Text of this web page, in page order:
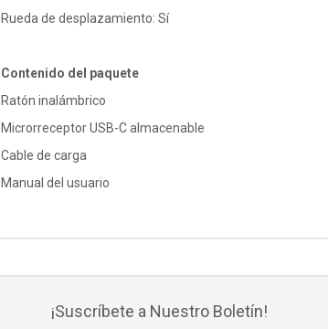
Rueda de desplazamiento: Sí
Contenido del paquete
Ratón inalámbrico
Microrreceptor USB-C almacenable
Cable de carga
Manual del usuario
¡Suscríbete a Nuestro Boletín!